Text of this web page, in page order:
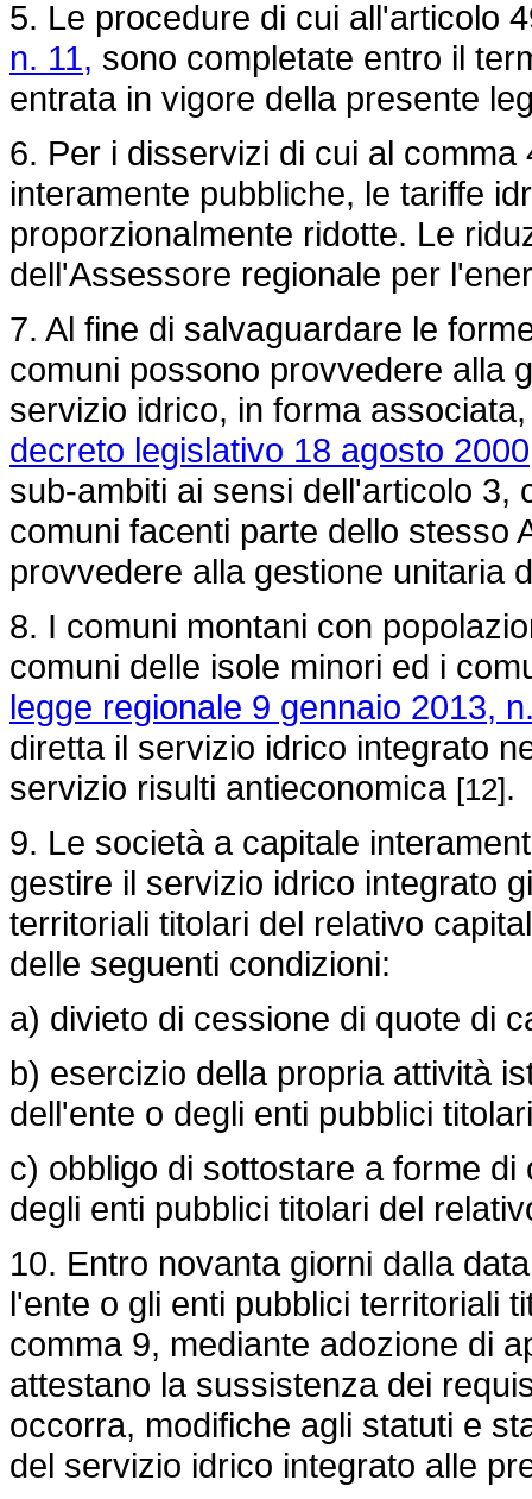
5. Le procedure di cui all'articolo
n. 11, sono completate entro il
entrata in vigore della presente
6. Per i disservizi di cui al
interamente pubbliche, le tariffe
proporzionalmente ridotte. Le
dell'Assessore regionale per
7. Al fine di salvaguardare le
comuni possono provvedere alla
servizio idrico, in forma
decreto legislativo 18 agosto
sub-ambiti ai sensi dell'articolo 3,
comuni facenti parte dello stesso
provvedere alla gestione unitaria
8. I comuni montani con
comuni delle isole minori ed i
legge regionale 9 gennaio 2013,
diretta il servizio idrico integrato
servizio risulti antieconomica [12].
9. Le società a capitale
gestire il servizio idrico integrato
territoriali titolari del relativo
delle seguenti condizioni:
a) divieto di cessione di quote di
b) esercizio della propria attività
dell'ente o degli enti pubblici
c) obbligo di sottostare a forme
degli enti pubblici titolari del
10. Entro novanta giorni dalla
l'ente o gli enti pubblici territoriali
comma 9, mediante adozione di
attestano la sussistenza dei
occorra, modifiche agli statuti e
del servizio idrico integrato alle